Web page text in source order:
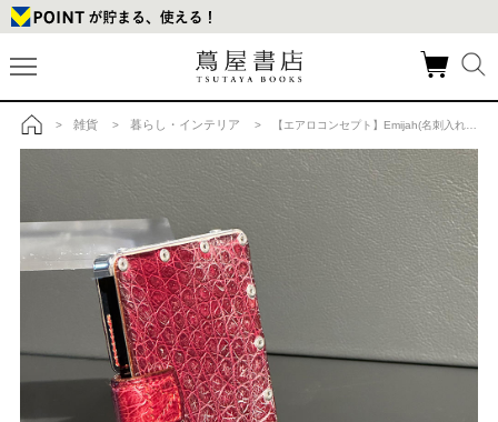
トップ
> 雑貨 > 暮らし・インテリア > 【エアロコンセプト】Emijah(名刺入れ）クロコダイル革｜ルビーの商品詳細